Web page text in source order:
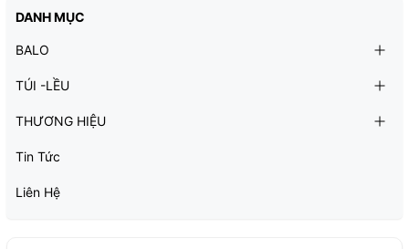
DANH MỤC
BALO
TÚI -LỀU
THƯƠNG HIỆU
Tin Tức
Liên Hệ